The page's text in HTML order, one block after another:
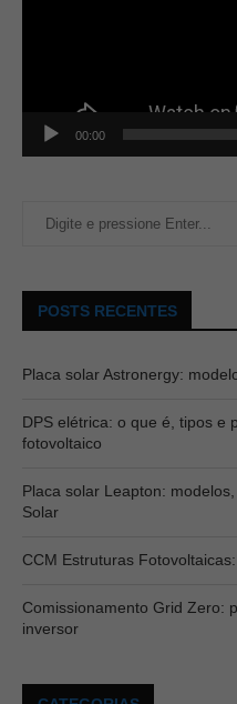
00:00
POSTS RECENTES
Placa solar Astronergy:
DPS elétrica: o que é, tipos e
fotovoltaico
Placa solar Leapton:
Solar
CCM Estruturas
Comissionamento Grid Zero:
inversor